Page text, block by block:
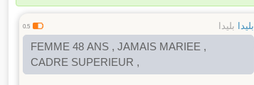
بليدا بليدا 0.5
FEMME 48 ANS , JAMAIS MARIEE ,
CADRE SUPERIEUR ,